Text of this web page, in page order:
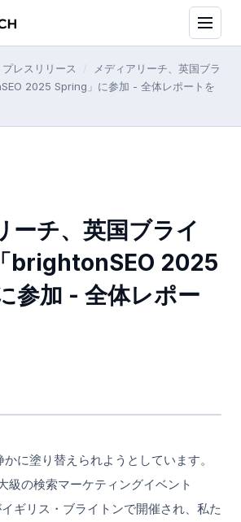
プレスリリース
メディアリーチ、英国ブラ
2025 Spring」に参加 - 全体レポートを
ーチ、英国ブライ
brightonSEO 2025
参加 - 全体レポー
に塗り替えられようとしています。
級の検索マーケティングイベント
イギリス・ブライトンで開催され、私た